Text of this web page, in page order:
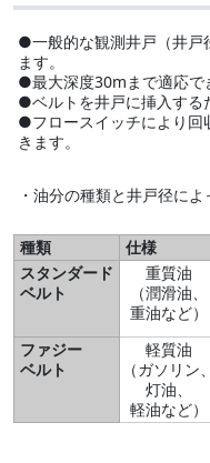
●一般的な観測井戸（井戸
ます。
●最大深度30mまで適応で
●ベルトを井戸に挿入する
●フロースイッチにより回
きます。
・油分の種類と井戸径に
種類 仕様
スタンダード
ベルト
重質油
（潤滑油、
重油など）
ファジー
ベルト
軽質油
（ガソリン、
灯油、
軽油など）